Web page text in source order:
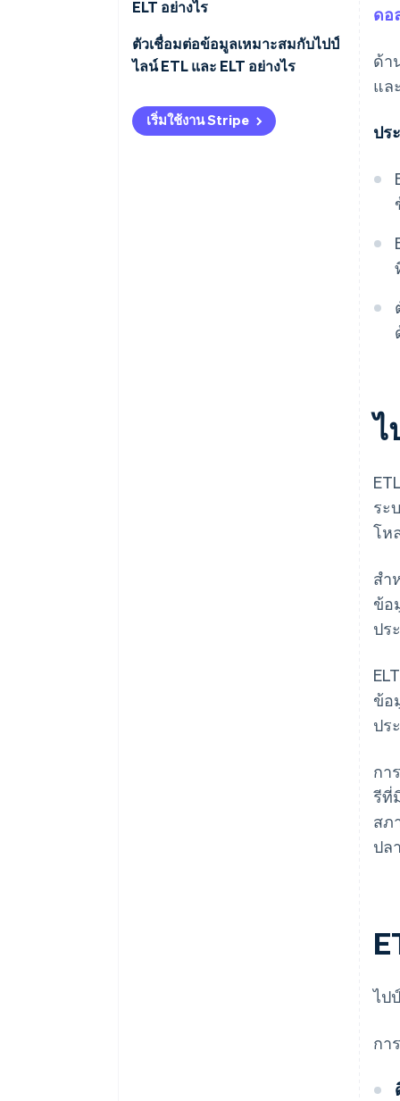
ELT อย่างไร
ปริมาณและความเร็วของข้อมูล
การเข้าถึงข้อมูลดิบ
ตัวเชื่อมต่อข้อมูลเหมาะสมกับไปป์
ไลน์ ETL และ ELT อย่างไร
เริ่มใช้งาน Stripe
ดอ
ด้า
แล
ปร
ไ
ระ
โห
สำ
ข้อ
ปร
ข้อ
ปร
กา
รีที่
สภ
ปล
ไป
กา